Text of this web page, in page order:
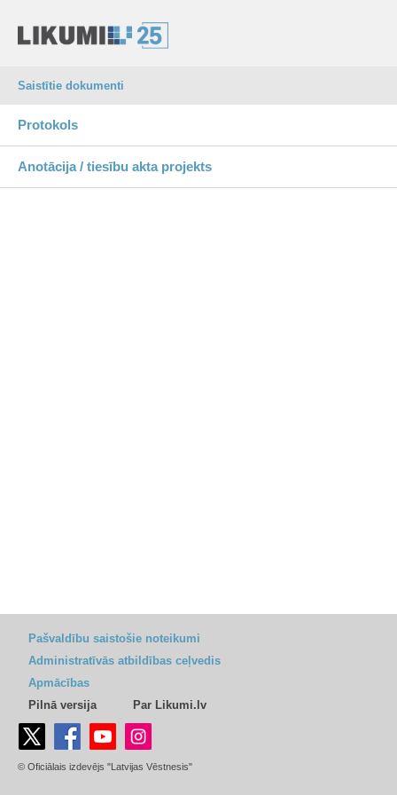
Saistītie dokumenti
Protokols
Anotācija / tiesību akta projekts
Pašvaldību saistošie noteikumi
Administratīvās atbildības ceļvedis
Apmācības
Pilnā versija
Par Likumi.lv
© Oficiālais izdevējs "Latvijas Vēstnesis"